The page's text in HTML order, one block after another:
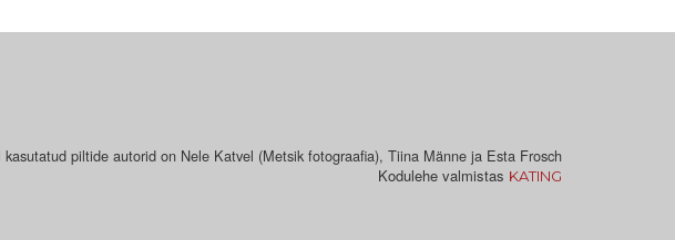
kasutatud piltide autorid on Nele Katvel (Metsik fotograafia), Tiina Männe ja Esta Frosch
Kodulehe valmistas KATING